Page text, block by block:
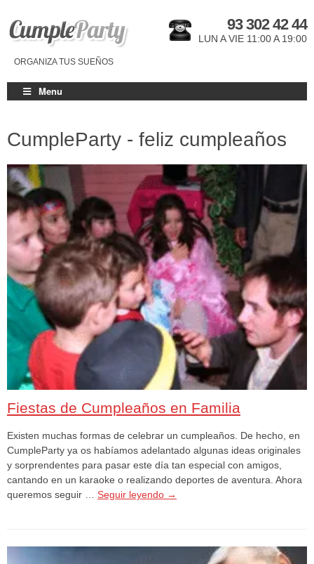
ORGANIZA TUS SUEÑOS
93 302 42 44
LUN A VIE 11:00 A 19:00
Menu
CumpleParty - feliz cumpleaños
Fiestas de Cumpleaños en Familia
Existen muchas formas de celebrar un cumpleaños. De hecho, en
CumpleParty ya os habíamos adelantado algunas ideas originales
y sorprendentes para pasar este día tan especial con amigos,
cantando en un karaoke o realizando deportes de aventura. Ahora
queremos seguir … Seguir leyendo →